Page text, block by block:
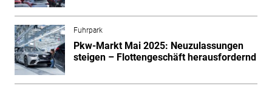
Fuhrpark
Pkw-Markt Mai 2025: Neuzulassungen
steigen – Flottengeschäft herausfordernd